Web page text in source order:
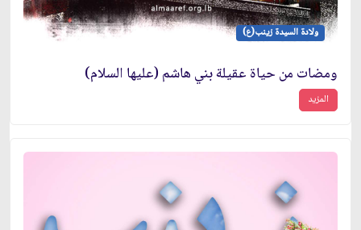
ولادة السيدة زينب(ع)
ومضات من حياة عقيلة بني هاشم (عليها السلام)
المزيد